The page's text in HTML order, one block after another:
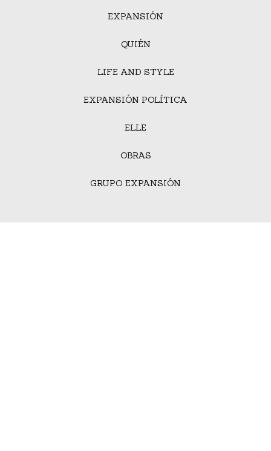
EXPANSIÓN
QUIÉN
LIFE AND STYLE
EXPANSIÓN POLÍTICA
ELLE
OBRAS
GRUPO EXPANSIÓN